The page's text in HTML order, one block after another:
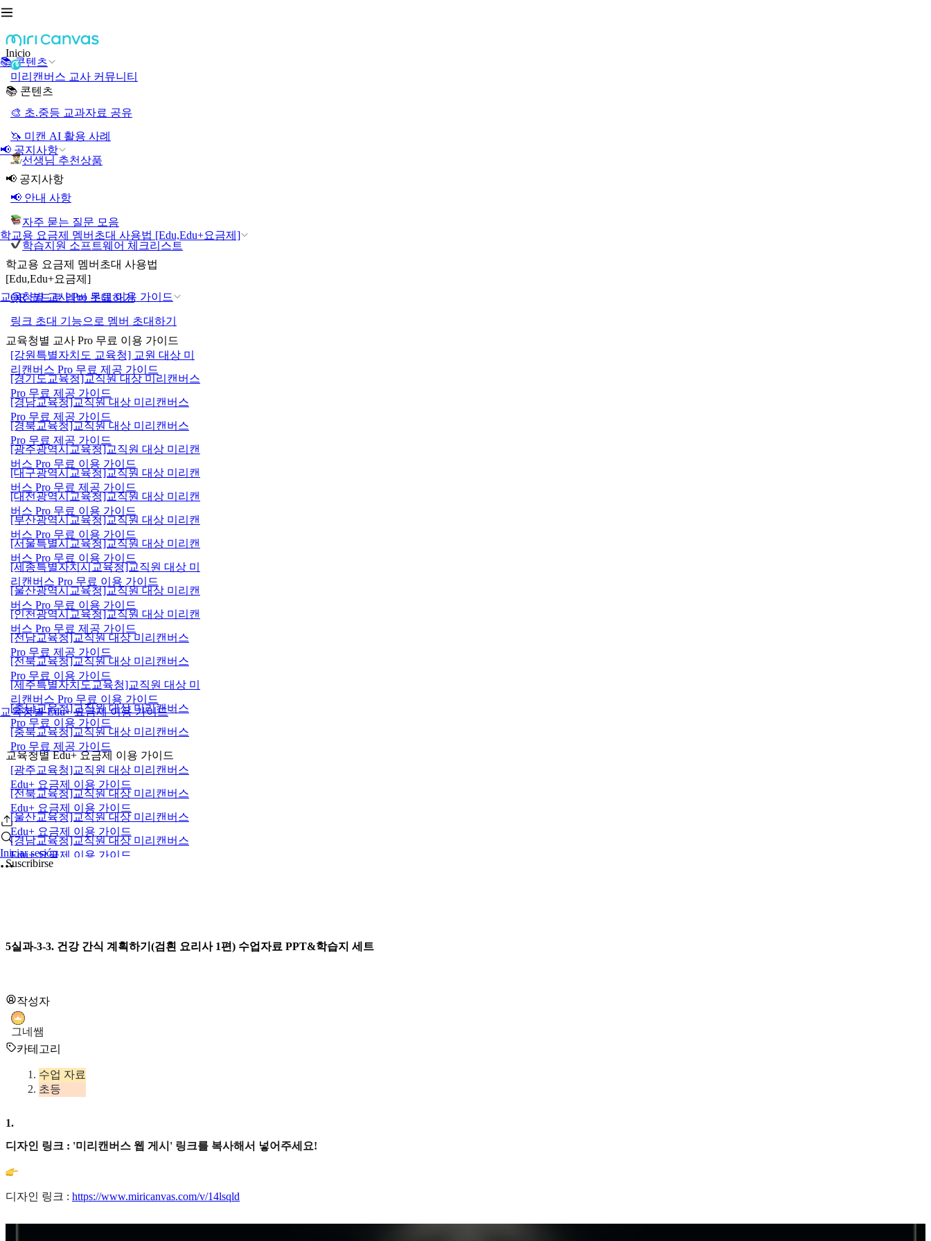
📚 콘텐츠
📢 공지사항
학교용 요금제 멤버초대 사용법 [Edu,Edu+요금제]
교육청별 교사 Pro 무료 이용 가이드
교육청별 Edu+ 요금제 이용 가이드
Iniciar sesión
Inicio
미리캔버스 교사 커뮤니티
📚 콘텐츠
🎨 초.중등 교과자료 공유
🦄 미캔 AI 활용 사례
선생님 추천상품
📢 공지사항
📢 안내 사항
자주 묻는 질문 모음
학습지원 소프트웨어 체크리스트
학교용 요금제 멤버초대 사용법
[Edu,Edu+요금제]
QR 코드로 멤버 초대하기
링크 초대 기능으로 멤버 초대하기
교육청별 교사 Pro 무료 이용 가이드
[강원특별자치도 교육청] 교원 대상 미
리캔버스 Pro 무료 제공 가이드
[경기도교육청]교직원 대상 미리캔버스
Pro 무료 제공 가이드
[경남교육청]교직원 대상 미리캔버스
Pro 무료 제공 가이드
[경북교육청]교직원 대상 미리캔버스
Pro 무료 제공 가이드
[광주광역시교육청]교직원 대상 미리캔
버스 Pro 무료 이용 가이드
[대구광역시교육청]교직원 대상 미리캔
버스 Pro 무료 제공 가이드
[대전광역시교육청]교직원 대상 미리캔
버스 Pro 무료 이용 가이드
[부산광역시교육청]교직원 대상 미리캔
버스 Pro 무료 이용 가이드
[서울특별시교육청]교직원 대상 미리캔
버스 Pro 무료 이용 가이드
[세종특별자치시교육청]교직원 대상 미
리캔버스 Pro 무료 이용 가이드
[울산광역시교육청]교직원 대상 미리캔
버스 Pro 무료 이용 가이드
[인천광역시교육청]교직원 대상 미리캔
버스 Pro 무료 제공 가이드
[전남교육청]교직원 대상 미리캔버스
Pro 무료 제공 가이드
[전북교육청]교직원 대상 미리캔버스
Pro 무료 이용 가이드
[제주특별자치도교육청]교직원 대상 미
리캔버스 Pro 무료 이용 가이드
[충남교육청]교직원 대상 미리캔버스
Pro 무료 이용 가이드
[충북교육청]교직원 대상 미리캔버스
Pro 무료 제공 가이드
교육청별 Edu+ 요금제 이용 가이드
[광주교육청]교직원 대상 미리캔버스
Edu+ 요금제 이용 가이드
[전북교육청]교직원 대상 미리캔버스
Edu+ 요금제 이용 가이드
[울산교육청]교직원 대상 미리캔버스
Edu+ 요금제 이용 가이드
[경남교육청]교직원 대상 미리캔버스
Edu+ 요금제 이용 가이드
Suscribirse
5실과-3-3. 건강 간식 계획하기(검흰 요리사 1편) 수업자료 PPT&학습지 세트
작성자
그네쌤
카테고리
수업 자료
초등
1.
디자인 링크 : '미리캔버스 웹 게시' 링크를 복사해서 넣어주세요!
디자인 링크 : https://www.miricanvas.com/v/14lsqld